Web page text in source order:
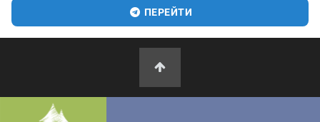
ПЕРЕЙТИ